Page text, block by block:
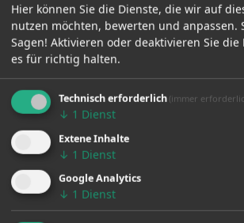
Aktiv oder Passiv:
Passive
Coilsplit:
Nein
Noiseless:
Nein
Sustainer:
Piezo:
FilterTron:
Hier können Sie die Dienste, die wir auf
nutzen möchten, bewerten und anpassen.
Sagen! Aktivieren oder deaktivieren Sie die
es für richtig halten.
Technisch erforderlich (immer
↓ 1 Dienst
Extene Inhalte
↓ 1 Dienst
Google Analytics
↓ 1 Dienst